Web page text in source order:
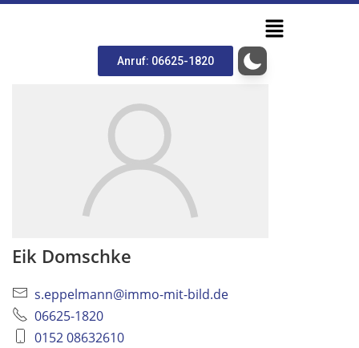
Anruf: 06625-1820
Eik Domschke
s.eppelmann@immo-mit-bild.de
06625-1820
0152 08632610